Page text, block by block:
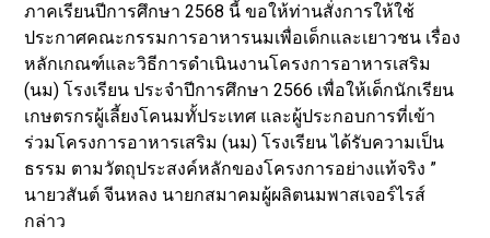
ภาคเรียนปีการศึกษา 2568 นี้ ขอให้ท่านสั่งการให้ใช้
ประกาศคณะกรรมการอาหารนมเพื่อเด็กและเยาวชน เรื่อง
หลักเกณฑ์และวิธีการดำเนินงานโครงการอาหารเสริม
(นม) โรงเรียน ประจำปีการศึกษา 2566 เพื่อให้เด็กนักเรียน
เกษตรกรผู้เลี้ยงโคนมทั้ประเทศ และผู้ประกอบการที่เข้า
ร่วมโครงการอาหารเสริม (นม) โรงเรียน ได้รับความเป็น
ธรรม ตามวัตถุประสงค์หลักของโครงการอย่างแท้จริง ”
นายวสันต์ จีนหลง นายกสมาคมผู้ผลิตนมพาสเจอร์ไรส์
กล่าว